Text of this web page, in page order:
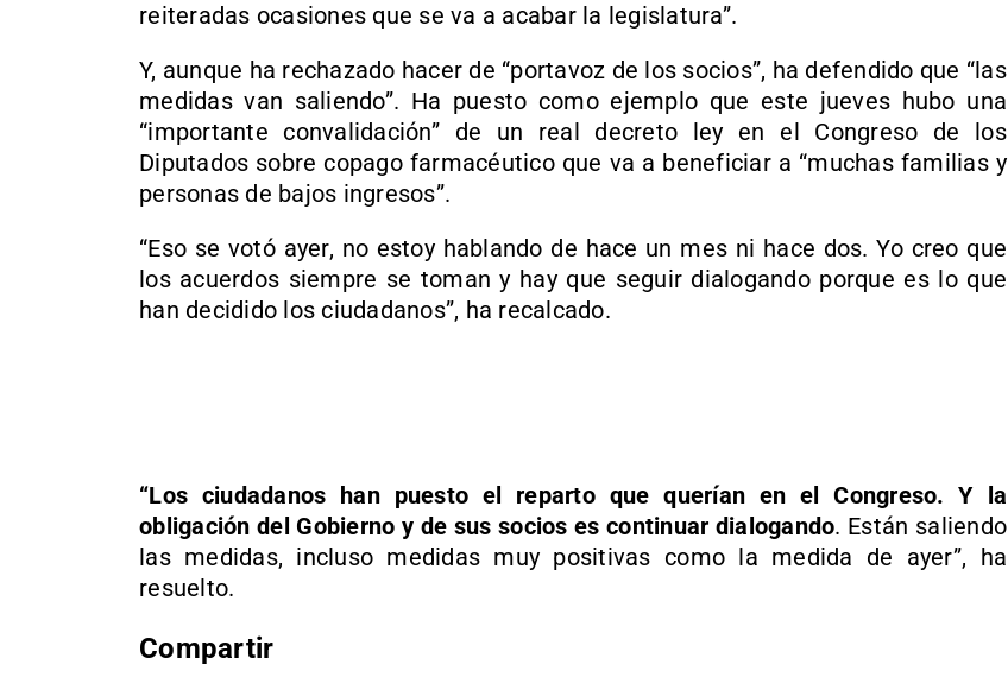
reiteradas ocasiones que se va a acabar la legislatura”.
Y, aunque ha rechazado hacer de “portavoz de los socios”, ha defendido que “las
medidas van saliendo”. Ha puesto como ejemplo que este jueves hubo una
“importante convalidación” de un real decreto ley en el Congreso de los
Diputados sobre copago farmacéutico que va a beneficiar a “muchas familias y
personas de bajos ingresos”.
“Eso se votó ayer, no estoy hablando de hace un mes ni hace dos. Yo creo que
los acuerdos siempre se toman y hay que seguir dialogando porque es lo que
han decidido los ciudadanos”, ha recalcado.
“Los ciudadanos han puesto el reparto que querían en el Congreso. Y la
obligación del Gobierno y de sus socios es continuar dialogando. Están saliendo
las medidas, incluso medidas muy positivas como la medida de ayer”, ha
resuelto.
Compartir